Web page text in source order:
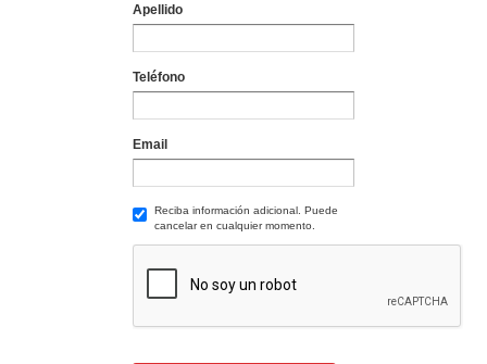
Apellido
Teléfono
Email
Reciba información adicional. Puede
cancelar en cualquier momento.